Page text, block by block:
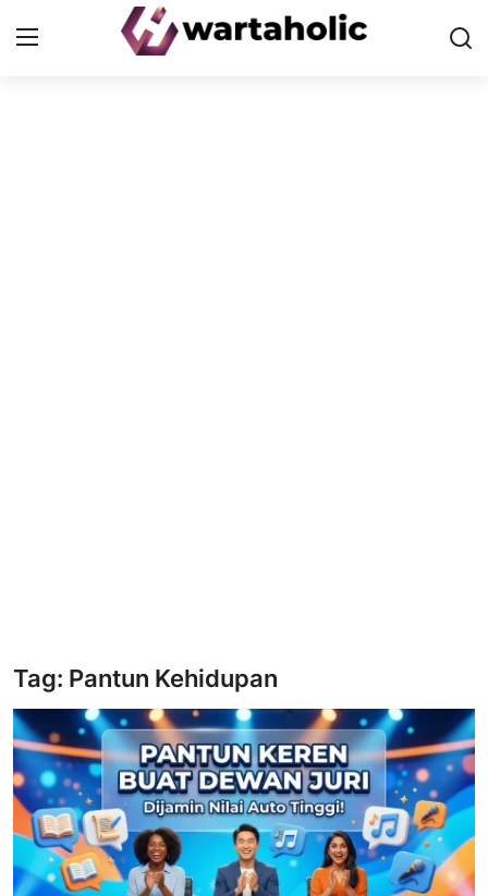
Tag: Pantun Kehidupan